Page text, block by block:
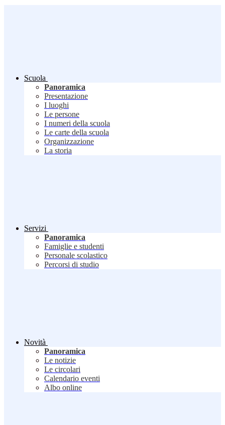
Scuola
Panoramica
Presentazione
I luoghi
Le persone
I numeri della scuola
Le carte della scuola
Organizzazione
La storia
Servizi
Panoramica
Famiglie e studenti
Personale scolastico
Percorsi di studio
Novità
Panoramica
Le notizie
Le circolari
Calendario eventi
Albo online